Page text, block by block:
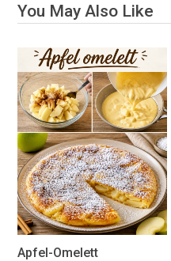
You May Also Like
Apfel-Omelett